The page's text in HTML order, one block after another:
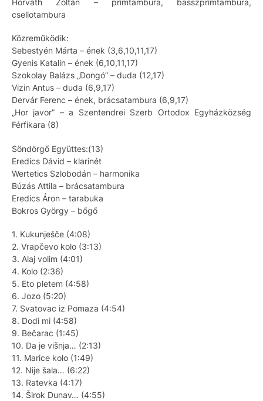
Horváth Zoltán – prímtambura, basszprímtambura,
csellotambura
Közreműködik:
Sebestyén Márta – ének (3,6,10,11,17)
Gyenis Katalin – ének (6,10,11,17)
Szokolay Balázs „Dongó” – duda (12,17)
Vizin Antus – duda (6,9,17)
Dervár Ferenc – ének, brácsatambura (6,9,17)
„Hor javor” – a Szentendrei Szerb Ortodox Egyházközség
Férfikara (8)
Söndörgő Együttes:(13)
Eredics Dávid – klarinét
Wertetics Szlobodán – harmonika
Búzás Attila – brácsatambura
Eredics Áron – tarabuka
Bokros György – bőgő
1. Kukunješče (4:08)
2. Vrapčevo kolo (3:13)
3. Alaj volim (4:01)
4. Kolo (2:36)
5. Eto pletem (4:58)
6. Jozo (5:20)
7. Svatovac iz Pomaza (4:54)
8. Dodi mi (4:58)
9. Bečarac (1:45)
10. Da je višnja… (2:13)
11. Marice kolo (1:49)
12. Nije šala… (6:22)
13. Ratevka (4:17)
14. Širok Dunav… (4:55)